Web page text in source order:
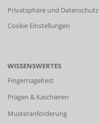
Privatsphäre und Datenschutz
Cookie Einstellungen
WISSENSWERTES
Fingernageltest
Prägen & Kaschieren
Musteranforderung